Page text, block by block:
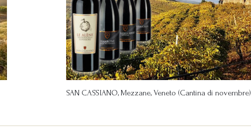
SAN CASSIANO, Mezzane, Veneto (Cantina di novembre)